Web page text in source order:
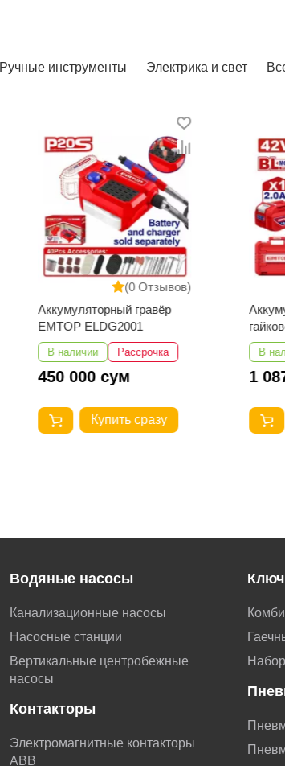
Ручные инструменты Электрика и свет
(0 Отзывов)
Аккумуляторный гравёр
EMTOP ELDG2001
В наличии Рассрочка
450 000 сум
Купить сразу
В
1
Водяные насосы
Канализационные насосы
Насосные станции
Вертикальные центробежные
насосы
Контакторы
Электромагнитные контакторы
АВВ